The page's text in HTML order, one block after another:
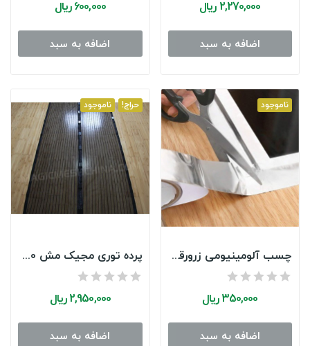
2,270,000 ریال
اضافه به سبد
600,000 ریال
اضافه به سبد
ناموجود
چسب آلومینیومی زرورقی دور سینک و گاز (3 متر)
350,000 ریال
اضافه به سبد
حراج! ناموجود
پرده توری مجیک مش 100*210
2,950,000 ریال
اضافه به سبد